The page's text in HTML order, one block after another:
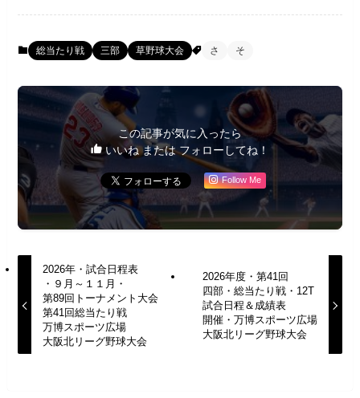
総当たり戦 三部 草野球大会 さ そ
この記事が気に入ったら
いいね または フォローしてね！
Follow Me
2026年・試合日程表
・９月～１１月・
第89回トーナメント大会
第41回総当たり戦
万博スポーツ広場
大阪北リーグ野球大会
2026年度・第41回
四部・総当たり戦・12T
試合日程＆成績表
開催・万博スポーツ広場
大阪北リーグ野球大会